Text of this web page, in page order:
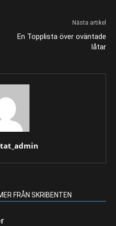
Nästa artikel
En Topplista över oväntade
låtar
FRÅN SKRIBENTEN